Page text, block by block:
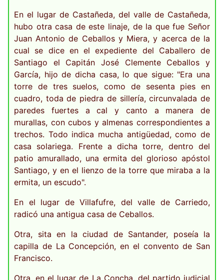
En el lugar de Castañeda, del valle de Castañeda,
hubo otra casa de este linaje, de la que fue Señor
Juan Antonio de Ceballos y Miera, y acerca de la
cual se dice en el expediente del Caballero de
Santiago el Capitán José Clemente Ceballos y
García, hijo de dicha casa, lo que sigue: "Era una
torre de tres suelos, como de sesenta pies en
cuadro, toda de piedra de sillería, circunvalada de
paredes fuertes a cal y canto a manera de
murallas, con cubos y almenas correspondientes a
trechos. Todo indica mucha antigüedad, como de
casa solariega. Frente a dicha torre, dentro del
patio amurallado, una ermita del glorioso apóstol
Santiago, y en el lienzo de la torre que miraba a la
ermita, un escudo".
En el lugar de Villafufre, del valle de Carriedo,
radicó una antigua casa de Ceballos.
Otra, sita en la ciudad de Santander, poseía la
capilla de La Concepción, en el convento de San
Francisco.
Otra, en el lugar de La Concha, del partido judicial